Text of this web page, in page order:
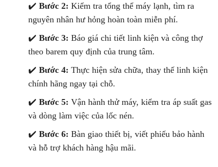
✔️ Bước 2: Kiểm tra tổng thể máy lạnh, tìm ra
nguyên nhân hư hỏng hoàn toàn miễn phí.
✔️ Bước 3: Báo giá chi tiết linh kiện và công thợ
theo barem quy định của trung tâm.
✔️ Bước 4: Thực hiện sửa chữa, thay thế linh kiện
chính hãng ngay tại chỗ.
✔️ Bước 5: Vận hành thử máy, kiểm tra áp suất gas
và dòng làm việc của lốc nén.
✔️ Bước 6: Bàn giao thiết bị, viết phiếu bảo hành
và hỗ trợ khách hàng hậu mãi.